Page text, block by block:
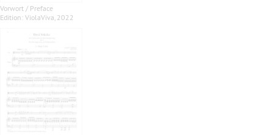
Vorwort / Preface
Edition: ViolaViva, 2022